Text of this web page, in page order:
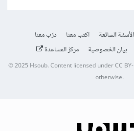
الأسئلة الشائعة اكتب معنا
درّب معنا
بيان الخصوصية مركز المساعدة
© 2025Hsoub.Content licensed underCC
otherwise.